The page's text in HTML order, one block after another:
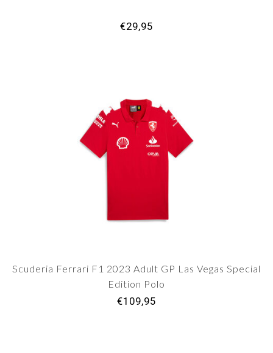
€29,95
Scuderia Ferrari F1 2023 Adult GP Las Vegas Special
Edition Polo
€109,95